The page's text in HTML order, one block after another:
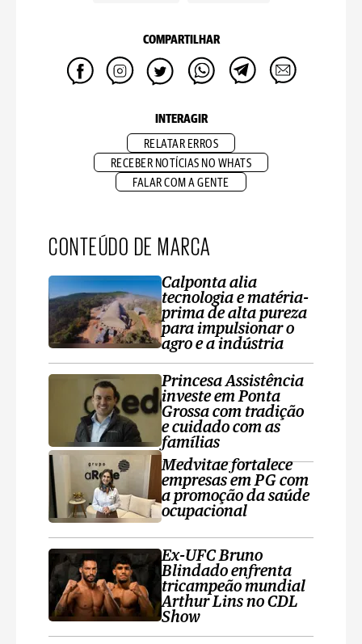
COMPARTILHAR
INTERAGIR
RELATAR ERROS
RECEBER NOTÍCIAS NO WHATS
FALAR COM A GENTE
CONTEÚDO DE MARCA
Calponta alia
tecnologia e matéria-
prima de alta pureza
para impulsionar o
agro e a indústria
Princesa Assistência
investe em Ponta
Grossa com tradição
e cuidado com as
famílias
Medvitae fortalece
empresas em PG com
a promoção da saúde
ocupacional
Ex-UFC Bruno
Blindado enfrenta
tricampeão mundial
Arthur Lins no CDL
Show